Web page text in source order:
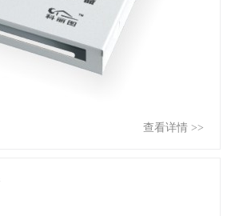
查看详情 >>